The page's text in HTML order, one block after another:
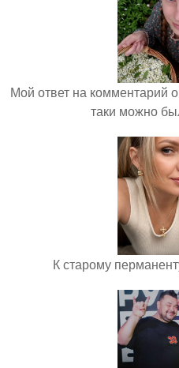
Мой ответ на комментарий
таки можно
К старому